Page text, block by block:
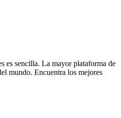
es sencilla. La mayor plataforma de
mundo. Encuentra los mejores